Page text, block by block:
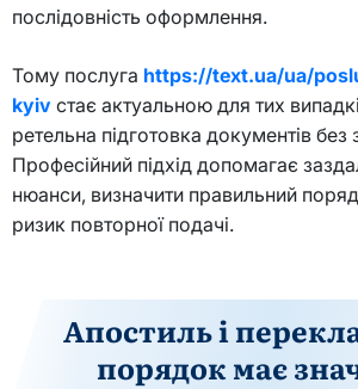
послідовність оформлення.
Тому послуга https://text.ua/ua/
kyiv стає актуальною для тих
ретельна підготовка документів
Професійний підхід допомагає
нюанси, визначити правильний
ризик повторної подачі.
Апостиль і
порядок має